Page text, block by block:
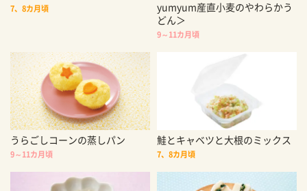
7、8カ月頃
yumyum産直小麦のやわらかう
どん＞
9～11カ月頃
うらごしコーンの蒸しパン
9～11カ月頃
鮭とキャベツと大根のミックス
7、8カ月頃